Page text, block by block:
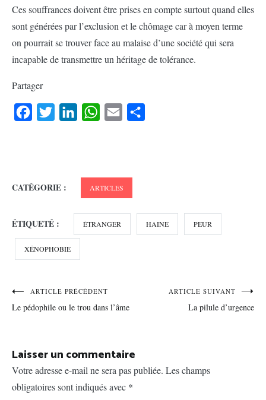
Ces souffrances doivent être prises en compte surtout quand elles
sont générées par l’exclusion et le chômage car à moyen terme
on pourrait se trouver face au malaise d’une société qui sera
incapable de transmettre un héritage de tolérance.
Partager
FacebookTwitter LinkedInWhatsApp
Email
CATÉGORIE : ARTICLES
ÉTIQUETÉ : ÉTRANGER HAINE PEUR
XÉNOPHOBIE
Navigation
de
ARTICLE PRÉCÉDENT
Le pédophile ou le trou dans l’âme
ARTICLE SUIVANT
La pilule d’urgence
Laisser un commentaire
Votre adresse e-mail ne sera pas publiée. Les champs
obligatoires sont indiqués avec *